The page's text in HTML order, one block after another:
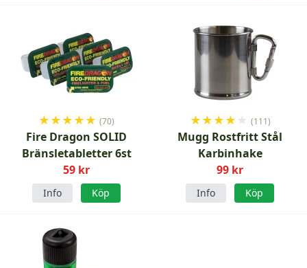
★★★★★ (70)
Fire Dragon SOLID
Bränsletabletter 6st
59 kr
Info Köp
★★★★ ★ (111)
Mugg Rostfritt Stål
Karbinhake
99 kr
Info Köp